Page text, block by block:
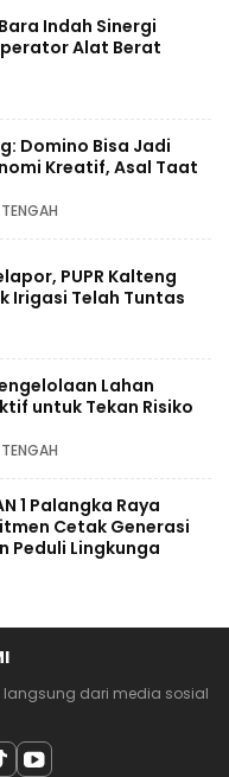
Indah Sinergi
Alat Berat
Domino Bisa Jadi
Kreatif, Asal Taat
PUPR Kalteng
Irigasi Telah Tuntas
Lahan
untuk Tekan Risiko
1 Palangka Raya
Cetak Generasi
Peduli Lingkunga
langsung dari media sosial